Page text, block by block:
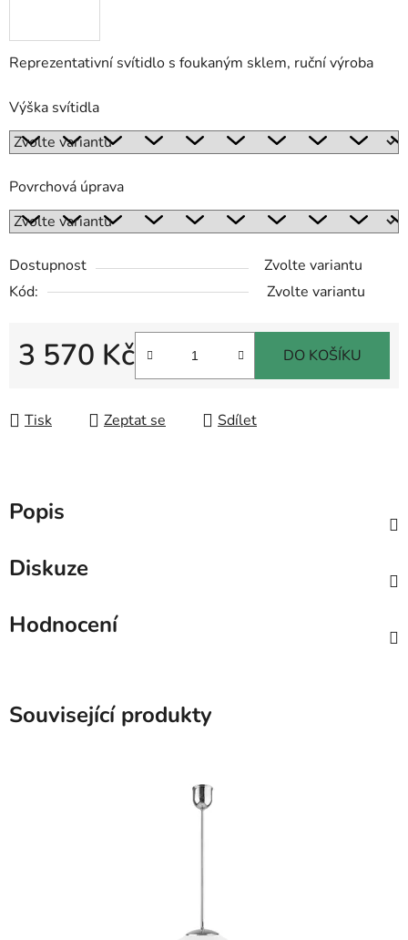
Reprezentativní svítidlo s foukaným sklem, ruční výroba
Výška svítidla
Povrchová úprava
Dostupnost
Zvolte variantu
Kód:
Zvolte variantu
3 570 Kč DO KOŠÍKU
Tisk Zeptat se Sdílet
Popis
Diskuze
Hodnocení
Související produkty